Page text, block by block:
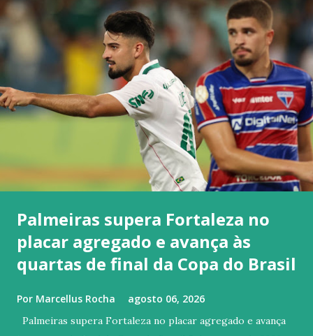
Palmeiras supera Fortaleza no
placar agregado e avança às
quartas de final da Copa do Brasil
Por Marcellus Rocha agosto 06, 2026
Palmeiras supera Fortaleza no placar agregado e avança